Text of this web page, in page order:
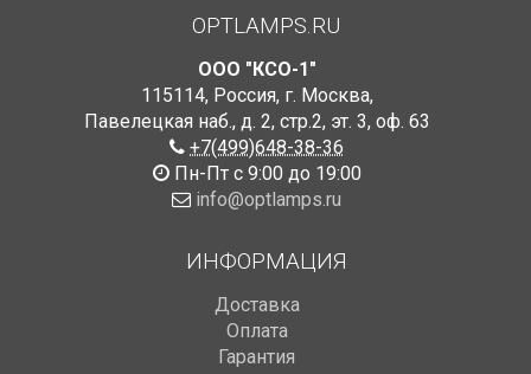
OPTLAMPS.RU
ООО "КСО-1"
115114, Россия, г. Москва,
Павелецкая наб., д. 2, стр.2, эт. 3, оф. 63
+7(499)648-38-36
Пн-Пт с 9:00 до 19:00
info@optlamps.ru
ИНФОРМАЦИЯ
Доставка
Оплата
Гарантия